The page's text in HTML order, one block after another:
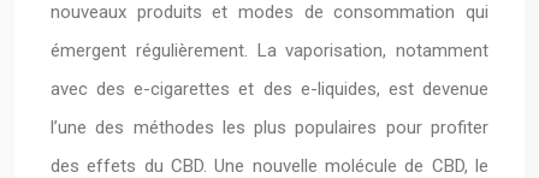
nouveaux produits et modes de consommation qui
émergent régulièrement. La vaporisation, notamment
avec des e-cigarettes et des e-liquides, est devenue
l’une des méthodes les plus populaires pour profiter
des effets du CBD. Une nouvelle molécule de CBD, le